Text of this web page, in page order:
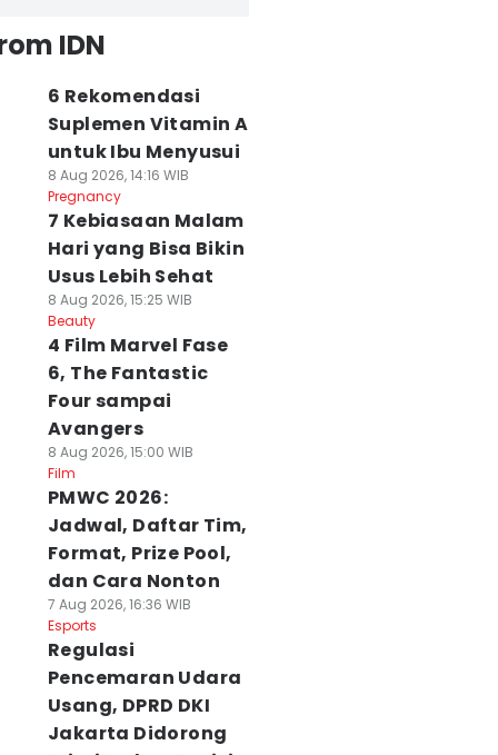
IDN
6 Rekomendasi
Suplemen Vitamin A
untuk Ibu Menyusui
8 Aug 2026, 14:16 WIB
Pregnancy
7 Kebiasaan Malam
Hari yang Bisa Bikin
Usus Lebih Sehat
8 Aug 2026, 15:25 WIB
Beauty
4 Film Marvel Fase
6, The Fantastic
Four sampai
Avangers
8 Aug 2026, 15:00 WIB
Film
PMWC 2026:
Jadwal, Daftar Tim,
Format, Prize Pool,
dan Cara Nonton
7 Aug 2026, 16:36 WIB
Esports
Regulasi
Pencemaran Udara
Usang, DPRD DKI
Jakarta Didorong